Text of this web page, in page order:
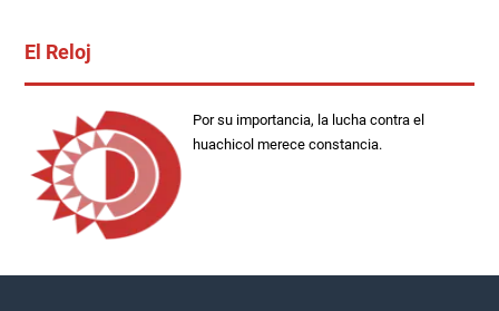
El Reloj
Por su importancia, la lucha contra el
huachicol merece constancia.